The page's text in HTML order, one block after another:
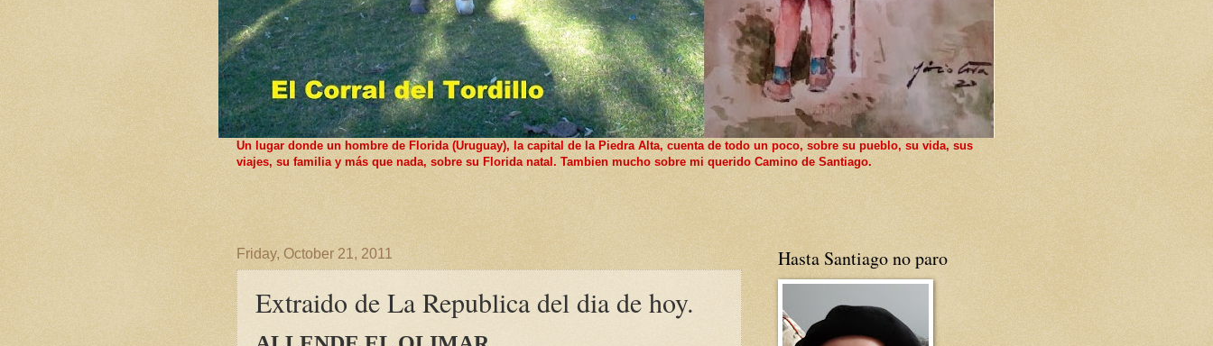
Un lugar donde un hombre de Florida (Uruguay), la capital de la Piedra Alta, cuenta de todo un poco, sobre su pueblo, su vida, sus
viajes, su familia y más que nada, sobre su Florida natal. Tambien mucho sobre mi querido Camino de Santiago.
Friday, October 21, 2011
Extraido de La Republica del dia de hoy.
Hasta Santiago no paro